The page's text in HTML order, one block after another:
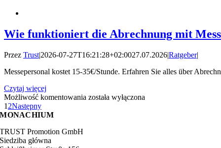
Wie funktioniert die Abrechnung mit
Przez Trust|2026-07-27T16:21:28+02:0027.07.2026|Ratgeber|
Messepersonal kostet 15-35€/Stunde. Erfahren Sie alles über
Czytaj więcej
Możliwość komentowania Wie
została wyłączona
1 2Następny
MONACHIUM
TRUST Promotion GmbH
Siedziba główna